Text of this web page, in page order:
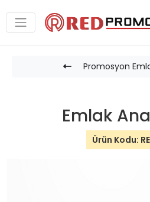
Promosyon
Emlak
Ürün Kodu: